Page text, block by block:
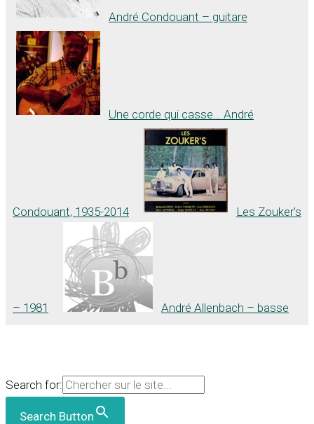
André Condouant – guitare
Une corde qui casse… André
Condouant, 1935-2014 Les Zouker’s
– 1981 André Allenbach – basse
Search for:
Search Button